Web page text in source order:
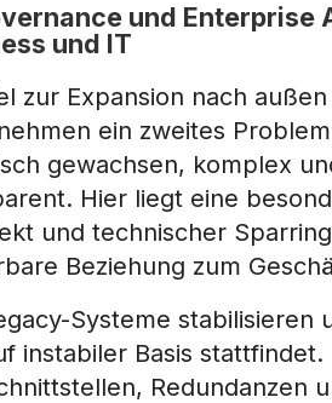
und
und IT
zur Expansion nach
ein zweites
gewachsen, komplex
Hier liegt eine
und technischer
Beziehung zum
Systeme
instabiler Basis stattfindet.
Redundanzen